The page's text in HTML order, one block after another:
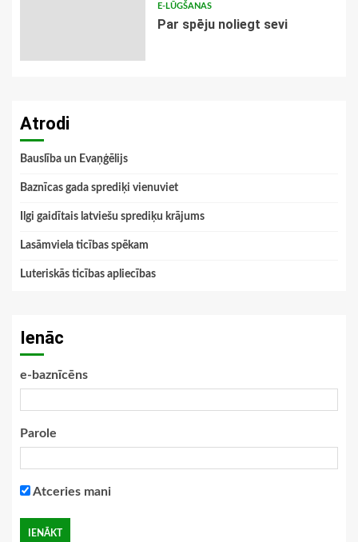
E-LŪGŠANAS
Par spēju noliegt sevi
Atrodi
Bauslība un Evaņģēlijs
Baznīcas gada sprediķi vienuviet
Ilgi gaidītais latviešu sprediķu krājums
Lasāmviela ticības spēkam
Luteriskās ticības apliecības
Ienāc
e-baznīcēns
Parole
Atceries mani